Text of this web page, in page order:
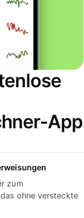
App
zum
ohne versteckte